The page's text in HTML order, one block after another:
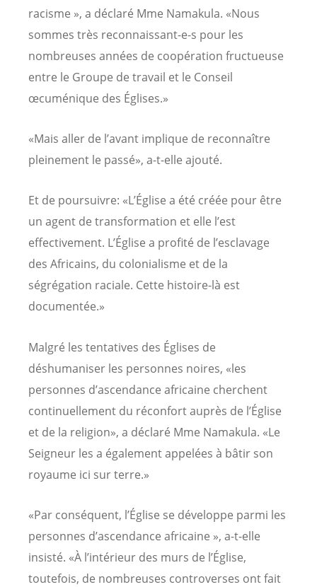
racisme », a déclaré Mme Namakula. «Nous
sommes très reconnaissant-e-s pour les
nombreuses années de coopération fructueuse
entre le Groupe de travail et le Conseil
œcuménique des Églises.»
«Mais aller de l’avant implique de reconnaître
pleinement le passé», a-t-elle ajouté.
Et de poursuivre: «L’Église a été créée pour être
un agent de transformation et elle l’est
effectivement. L’Église a profité de l’esclavage
des Africains, du colonialisme et de la
ségrégation raciale. Cette histoire-là est
documentée.»
Malgré les tentatives des Églises de
déshumaniser les personnes noires, «les
personnes d’ascendance africaine cherchent
continuellement du réconfort auprès de l’Église
et de la religion», a déclaré Mme Namakula. «Le
Seigneur les a également appelées à bâtir son
royaume ici sur terre.»
«Par conséquent, l’Église se développe parmi les
personnes d’ascendance africaine », a-t-elle
insisté. «À l’intérieur des murs de l’Église,
toutefois, de nombreuses controverses ont fait